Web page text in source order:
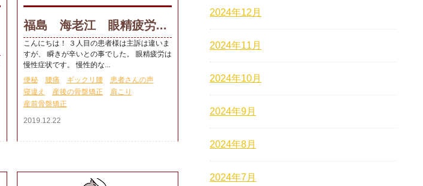
福島 海老江 眼精疲労...
こんにちは！ ３人目の患者様は主訴は違いま
すが、 瞬きが辛いとの事でした。 眼精疲労は
慢性症状です。 慢性的な...
便秘
腰痛 ギックリ腰
患者さんの声
寝違え
産後の骨盤矯正
肩こり
産前骨盤矯正
2019.12.22
2024年12月
2024年11月
2024年10月
2024年9月
2024年8月
2024年7月